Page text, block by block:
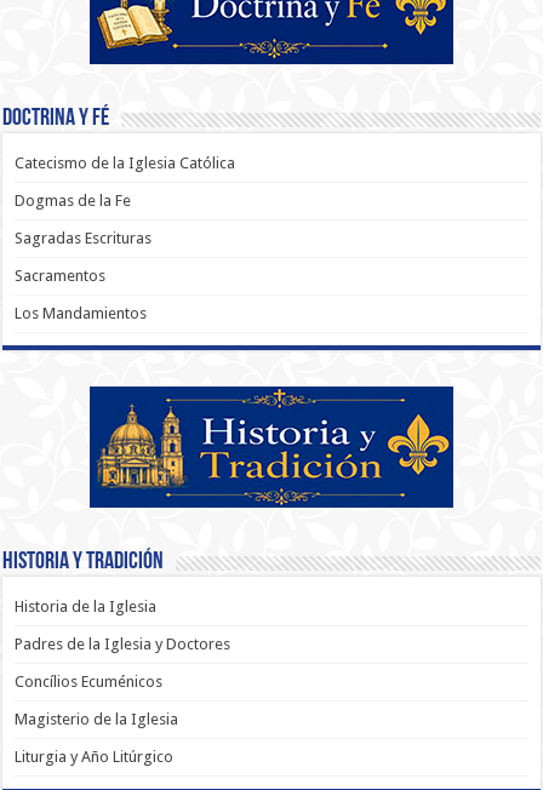
Doctrina y Fé
Catecismo de la Iglesia Católica
Dogmas de la Fe
Sagradas Escrituras
Sacramentos
Los Mandamientos
Historia y Tradición
Historia de la Iglesia
Padres de la Iglesia y Doctores
Concílios Ecuménicos
Magisterio de la Iglesia
Liturgia y Año Litúrgico